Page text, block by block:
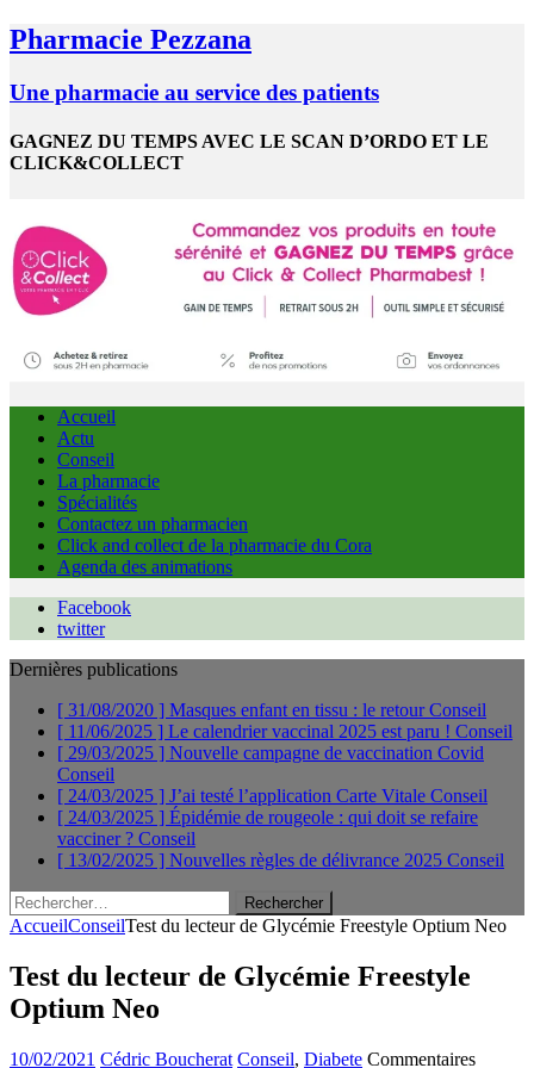
Pharmacie Pezzana
Une pharmacie au service des patients
GAGNEZ DU TEMPS AVEC LE SCAN D’ORDO ET LE
CLICK&COLLECT
Accueil
Actu
Conseil
La pharmacie
Spécialités
Contactez un pharmacien
Click and collect de la pharmacie du Cora
Agenda des animations
Facebook
twitter
Dernières publications
[ 31/08/2020 ] Masques enfant en tissu : le retour Conseil
[ 11/06/2025 ] Le calendrier vaccinal 2025 est paru ! Conseil
[ 29/03/2025 ] Nouvelle campagne de vaccination Covid
Conseil
[ 24/03/2025 ] J’ai testé l’application Carte Vitale Conseil
[ 24/03/2025 ] Épidémie de rougeole : qui doit se refaire
vacciner ? Conseil
[ 13/02/2025 ] Nouvelles règles de délivrance 2025 Conseil
Rechercher :
AccueilConseilTest du lecteur de Glycémie Freestyle Optium Neo
Test du lecteur de Glycémie Freestyle
Optium Neo
10/02/2021 Cédric Boucherat Conseil, Diabete Commentaires